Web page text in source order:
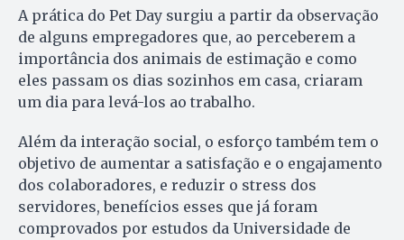
A prática do Pet Day surgiu a partir da observação
de alguns empregadores que, ao perceberem a
importância dos animais de estimação e como
eles passam os dias sozinhos em casa, criaram
um dia para levá-los ao trabalho.
Além da interação social, o esforço também tem o
objetivo de aumentar a satisfação e o engajamento
dos colaboradores, e reduzir o stress dos
servidores, benefícios esses que já foram
comprovados por estudos da Universidade de